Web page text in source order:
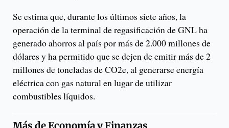
Se estima que, durante los últimos siete años, la
operación de la terminal de regasificación de GNL ha
generado ahorros al país por más de 2.000 millones de
dólares y ha permitido que se dejen de emitir más de 2
millones de toneladas de CO2e, al generarse energía
eléctrica con gas natural en lugar de utilizar
combustibles líquidos.​